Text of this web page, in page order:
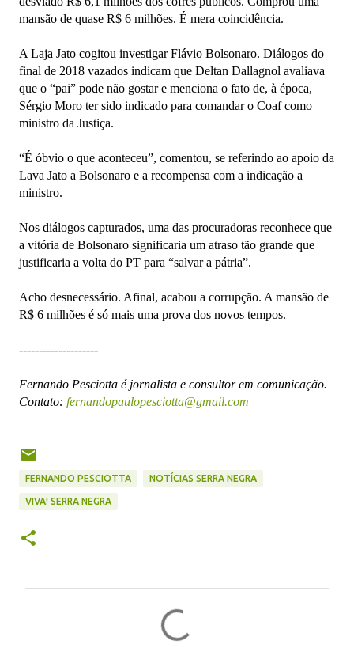
mansão de quase R$ 6 milhões. É mera coincidência.
A Laja Jato cogitou investigar Flávio Bolsonaro. Diálogos do
final de 2018 vazados indicam que Deltan Dallagnol avaliava
que o “pai” pode não gostar e menciona o fato de, à época,
Sérgio Moro ter sido indicado para comandar o Coaf como
ministro da Justiça.
“É óbvio o que aconteceu”, comentou, se referindo ao apoio da
Lava Jato a Bolsonaro e a recompensa com a indicação a
ministro.
Nos diálogos capturados, uma das procuradoras reconhece que
a vitória de Bolsonaro significaria um atraso tão grande que
justificaria a volta do PT para “salvar a pátria”.
Acho desnecessário. Afinal, acabou a corrupção. A mansão de
R$ 6 milhões é só mais uma prova dos novos tempos.
--------------------
Fernando Pesciotta é jornalista e consultor em comunicação.
Contato: fernandopaulopesciotta@gmail.com
FERNANDO PESCIOTTA NOTÍCIAS SERRA NEGRA
VIVA! SERRA NEGRA